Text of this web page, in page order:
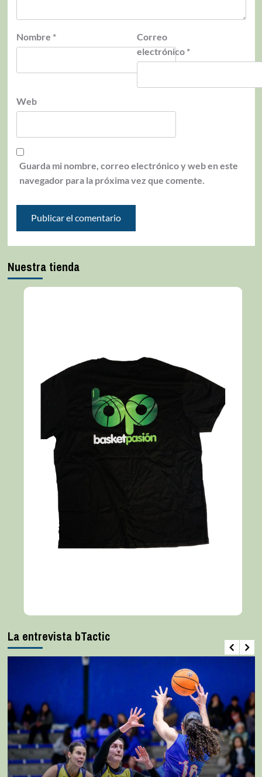
Nombre *
Correo
electrónico *
Web
Guarda mi nombre, correo electrónico y web en este
navegador para la próxima vez que comente.
Nuestra tienda
La entrevista bTactic